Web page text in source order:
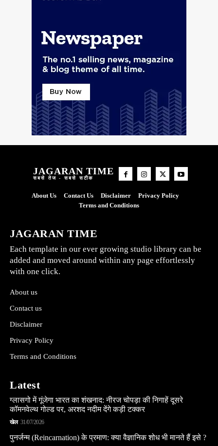
JAGARAN TIME
सबसे तेज - सबसे सटीक
About Us Contact Us Disclaimer
Privacy Policy
Terms and Conditions
JAGARAN TIME
Each template in our ever growing studio library can be
added and moved around within any page effortlessly
with one click.
About us
Contact us
Disclaimer
Privacy Policy
Terms and Conditions
Latest
ग्लासगो में गूंजेगा भारत का शंखनाद: नीरज चोपड़ा की निगाहें दूसरे
कॉमनवेल्थ गोल्ड पर, अरशद नदीम देंगे कड़ी टक्कर
खेल 31/07/2026
पुनर्जन्म (Reincarnation) के प्रमाण: क्या वैज्ञानिक शोध भी मानते हैं इसे ?